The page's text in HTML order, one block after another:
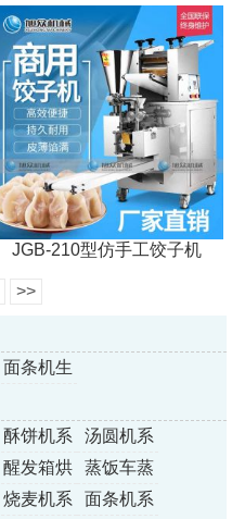
JGB-210型仿手工饺子机
>>
面条机生
酥饼机系
列
汤圆机系
列
醒发箱烘
烤炉
蒸饭车蒸
包炉
烧麦机系
面条机系